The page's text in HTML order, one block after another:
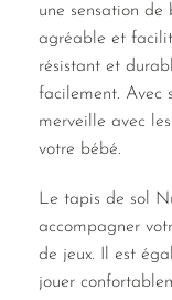
une sensation de
agréable et
résistant et
facilement. Avec
merveille avec
votre bébé.
Le tapis de sol
accompagner
de jeux. Il est
jouer